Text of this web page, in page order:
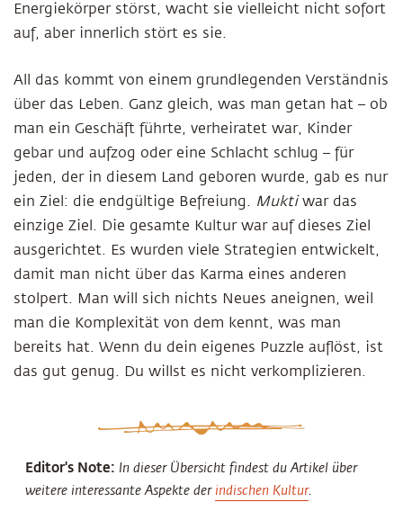
Energiekörper störst, wacht sie vielleicht nicht sofort
auf, aber innerlich stört es sie.
All das kommt von einem grundlegenden Verständnis
über das Leben. Ganz gleich, was man getan hat – ob
man ein Geschäft führte, verheiratet war, Kinder
gebar und aufzog oder eine Schlacht schlug – für
jeden, der in diesem Land geboren wurde, gab es nur
ein Ziel: die endgültige Befreiung. Muktiwar das
einzige Ziel. Die gesamte Kultur war auf dieses Ziel
ausgerichtet. Es wurden viele Strategien entwickelt,
damit man nicht über das Karma eines anderen
stolpert. Man will sich nichts Neues aneignen, weil
man die Komplexität von dem kennt, was man
bereits hat. Wenn du dein eigenes Puzzle auflöst, ist
das gut genug. Du willst es nicht verkomplizieren.
Editor's Note: In dieser Übersicht findest du Artikel über
weitere interessante Aspekte der indischen Kultur.